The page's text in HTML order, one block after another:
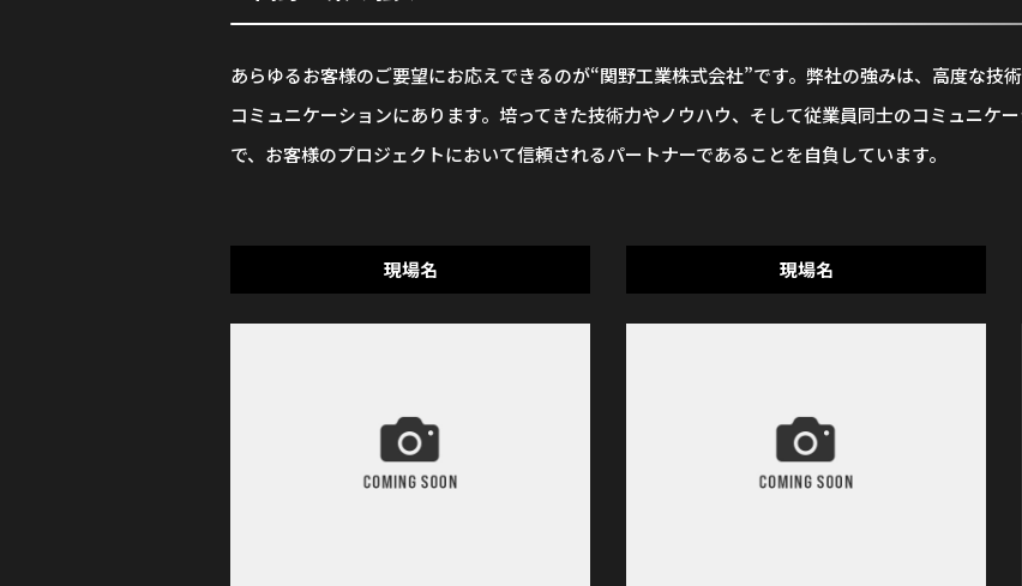
あらゆるお客様のご要望にお応えできるのが“関野工業株式会社”です。弊社の強みは、高度な技
コミュニケーションにあります。培ってきた技術力やノウハウ、そして従業員同士のコミュニケ
で、お客様のプロジェクトにおいて信頼されるパートナーであることを自負しています。
現場名 現場名